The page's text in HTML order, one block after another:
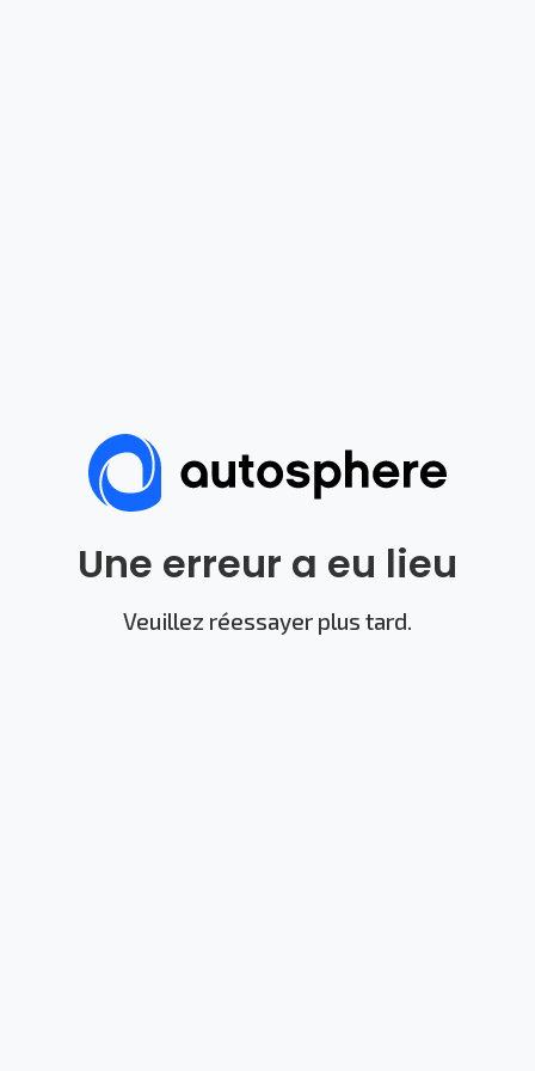
Une erreur a eu lieu
Veuillez réessayer plus tard.